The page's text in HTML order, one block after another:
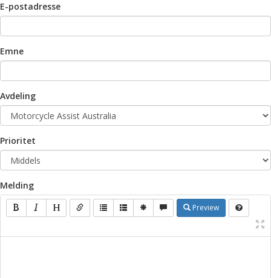
E-postadresse
Emne
Avdeling
Prioritet
Melding
Preview